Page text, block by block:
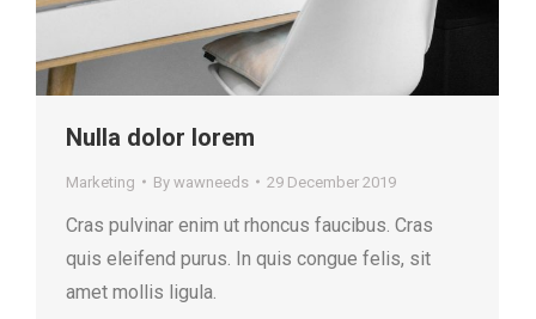
Nulla dolor lorem
Marketing By wawneeds 29 December 2019
Cras pulvinar enim ut rhoncus faucibus. Cras
quis eleifend purus. In quis congue felis, sit
amet mollis ligula.